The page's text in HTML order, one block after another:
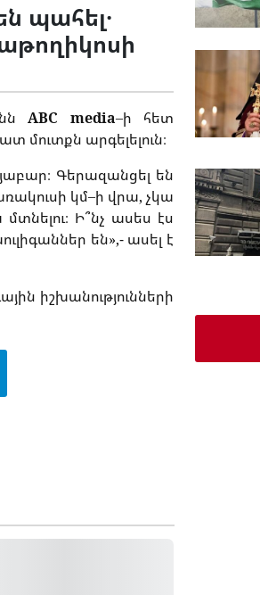
պահել․
ABC media–ի հետ
արգելելուն։
Գերազանցել են
կմ–ի վրա, չկա
մտնելու։ Ի՞նչ ասես էս
են»,- ասել է
իշխանությունների